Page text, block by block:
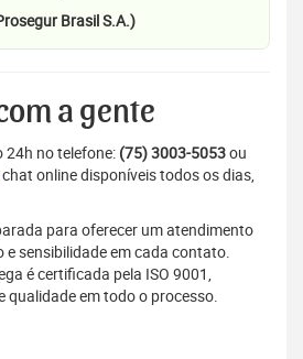
Brasil S.A.)
a gente
24h no telefone: (75) 3003-5053ou
chat online disponíveis todos os dias,
para oferecer um atendimento
e sensibilidade em cada contato.
é certificada pela ISO 9001,
qualidade em todo o processo.